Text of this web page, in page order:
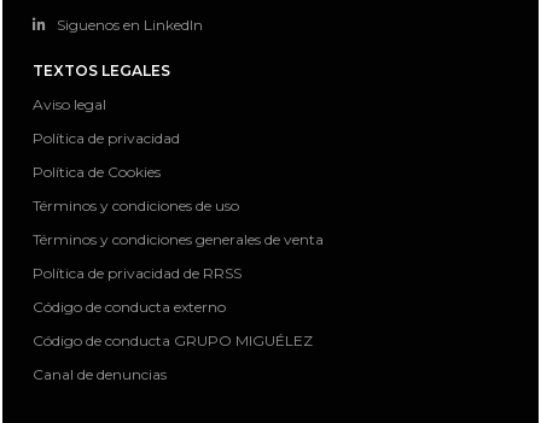
Siguenos en LinkedIn
TEXTOS LEGALES
Aviso legal
Política de privacidad
Política de Cookies
Términos y condiciones de uso
Términos y condiciones generales de venta
Política de privacidad de RRSS
Código de conducta externo
Código de conducta GRUPO MIGUÉLEZ
Canal de denuncias